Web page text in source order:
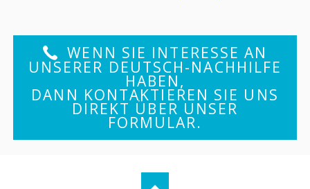
WENN SIE INTERESSE AN
UNSERER DEUTSCH-NACHHILFE
HABEN,
DANN KONTAKTIEREN SIE UNS
DIREKT ÜBER UNSER
FORMULAR.